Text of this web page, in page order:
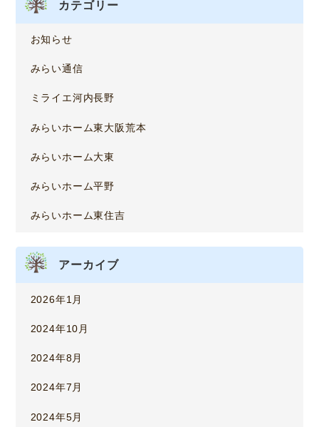
カテゴリー
お知らせ
みらい通信
ミライエ河内長野
みらいホーム東大阪荒本
みらいホーム大東
みらいホーム平野
みらいホーム東住吉
アーカイブ
2026年1月
2024年10月
2024年8月
2024年7月
2024年5月